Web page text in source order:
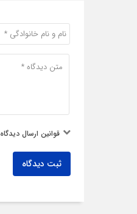
قوانین ارسال دیدگاه
ثبت دیدگاه